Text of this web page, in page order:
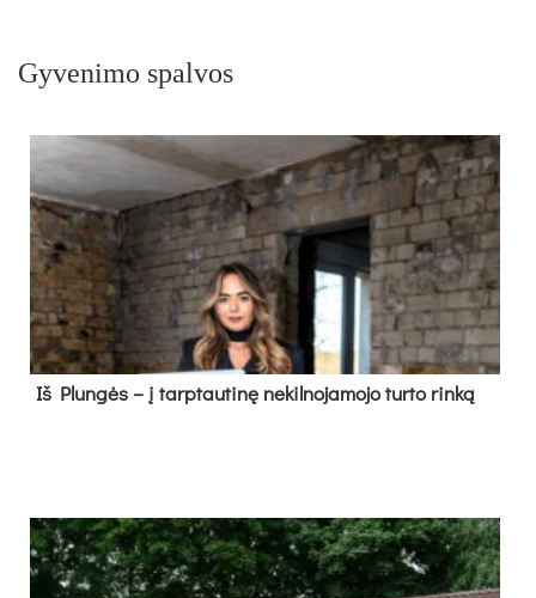
Gyvenimo spalvos
Iš Plungės – į tarptautinę nekilnojamojo turto rinką